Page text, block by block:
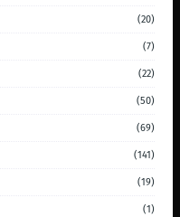
(20)
(7)
(22)
(50)
(69)
(141)
(19)
(1)